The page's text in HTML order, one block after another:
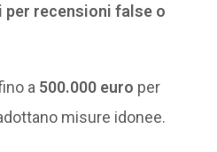
recensioni false o
a 500.000 euro per
misure idonee.